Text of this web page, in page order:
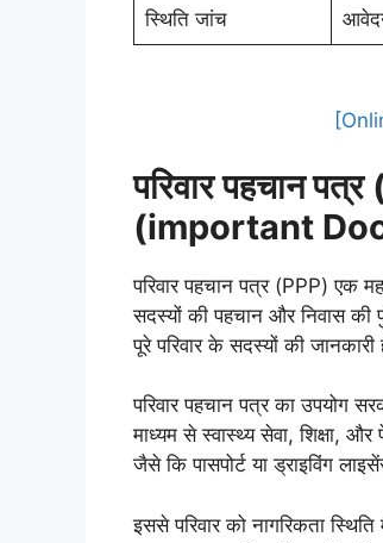
स्थिति जांच
परिवार पहचान पत्र
(important
परिवार पहचान पत्र (PPP) एक
सदस्यों की पहचान और निवास की
पूरे परिवार के सदस्यों की जानकारी
परिवार पहचान पत्र का उपयोग
माध्यम से स्वास्थ्य सेवा, शिक्षा,
जैसे कि पासपोर्ट या ड्राइविंग
इससे परिवार को नागरिकता